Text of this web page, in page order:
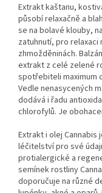
Extrakt kaštanu,
působí relaxačně a
se na bolavé klouby,
zatuhnutí, pro relaxaci
zhmožděninách.
extrakt z celé zelené
spotřebiteli maximum
Vedle nenasycených
dodává i řadu
chlorofylů. Je
Extrakt i olej Cannabis
léčitelství pro své
protialergické a
semínek rostliny
doporučuje na různé